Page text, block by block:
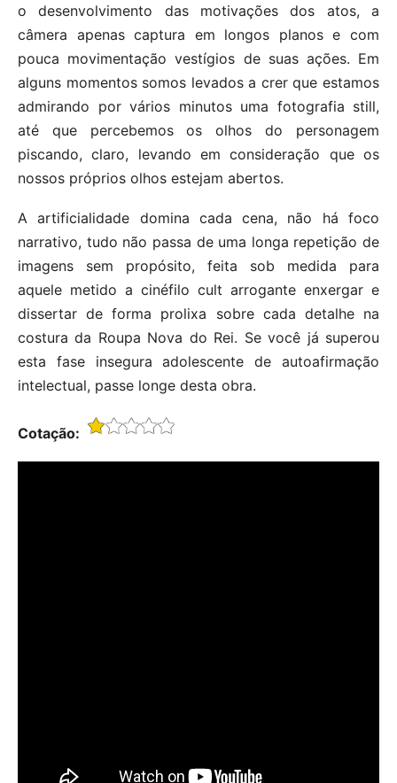
o desenvolvimento das motivações dos atos, a
câmera apenas captura em longos planos e com
pouca movimentação vestígios de suas ações. Em
alguns momentos somos levados a crer que estamos
admirando por vários minutos uma fotografia still,
até que percebemos os olhos do personagem
piscando, claro, levando em consideração que os
nossos próprios olhos estejam abertos.
A artificialidade domina cada cena, não há foco
narrativo, tudo não passa de uma longa repetição de
imagens sem propósito, feita sob medida para
aquele metido a cinéfilo cult arrogante enxergar e
dissertar de forma prolixa sobre cada detalhe na
costura da Roupa Nova do Rei. Se você já superou
esta fase insegura adolescente de autoafirmação
intelectual, passe longe desta obra.
Cotação: